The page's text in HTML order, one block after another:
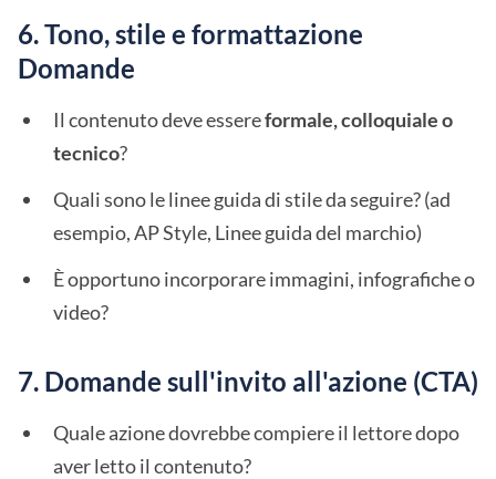
6. Tono, stile e formattazione
Domande
Il contenuto deve essereformale, colloquiale o
tecnico?
Quali sono le linee guida di stile da seguire? (ad
esempio, AP Style, Linee guida del marchio)
È opportuno incorporare immagini, infografiche o
video?
7. Domande sull'invito all'azione (CTA)
Quale azione dovrebbe compiere il lettore dopo
aver letto il contenuto?